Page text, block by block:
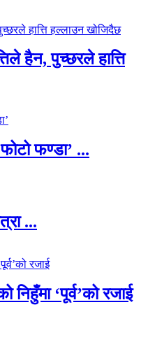
हैन, पुच्छरले हात्ति
फण्डा’ ...
...
निहुँमा ‘पूर्व’को रजाई